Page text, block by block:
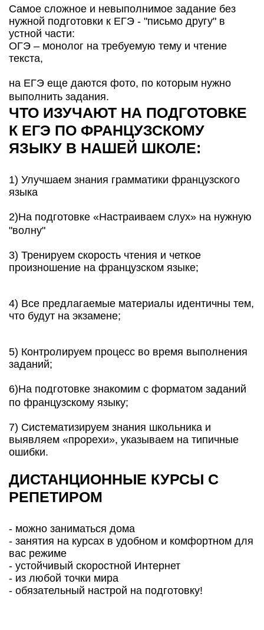
Самое сложное и невыполнимое задание без
нужной подготовки к ЕГЭ - "письмо другу" в
устной части:
ОГЭ – монолог на требуемую тему и чтение
текста,
на ЕГЭ еще даются фото, по которым нужно
выполнить задания.
ЧТО ИЗУЧАЮТ НА ПОДГОТОВКЕ
К ЕГЭ ПО ФРАНЦУЗСКОМУ
ЯЗЫКУ В НАШЕЙ ШКОЛЕ:
1) Улучшаем знания грамматики французского
языка
2)На подготовке «Настраиваем слух» на нужную
"волну"
3) Тренируем скорость чтения и четкое
произношение на французском языке;
4) Все предлагаемые материалы идентичны тем,
что будут на экзамене;
5) Контролируем процесс во время выполнения
заданий;
6)На подготовке знакомим с форматом заданий
по французскому языку;
7) Систематизируем знания школьника и
выявляем «прорехи», указываем на типичные
ошибки.
ДИСТАНЦИОННЫЕ КУРСЫ С
РЕПЕТИРОМ
- можно заниматься дома
- занятия на курсах в удобном и комфортном для
вас режиме
- устойчивый скоростной Интернет
- из любой точки мира
- обязательный настрой на подготовку!